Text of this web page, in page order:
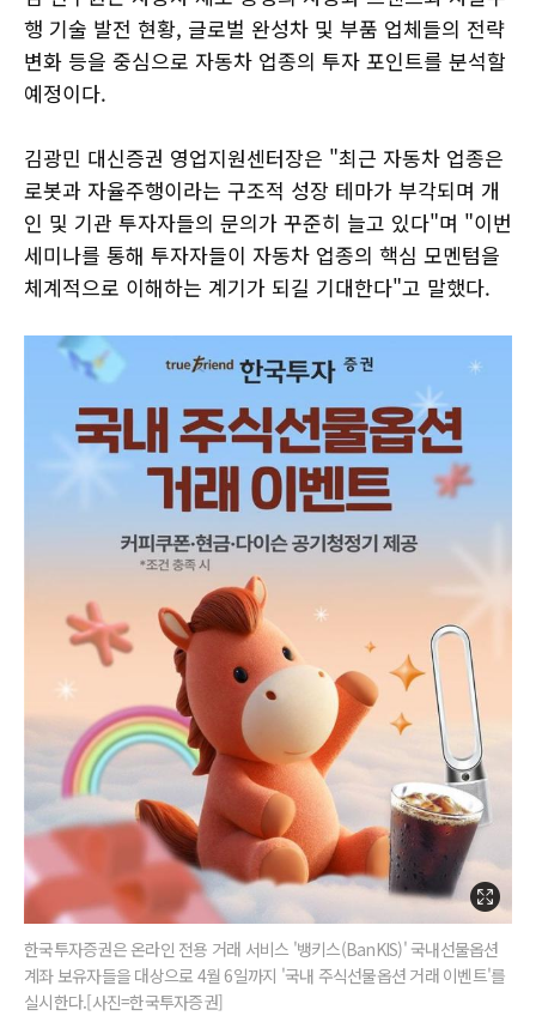
행 기술 발전 현황, 글로벌 완성차 및 부품 업체들의 전략
변화 등을 중심으로 자동차 업종의 투자 포인트를 분석할
예정이다.
김광민 대신증권 영업지원센터장은 "최근 자동차 업종은
로봇과 자율주행이라는 구조적 성장 테마가 부각되며 개
인 및 기관 투자자들의 문의가 꾸준히 늘고 있다"며 "이번
세미나를 통해 투자자들이 자동차 업종의 핵심 모멘텀을
체계적으로 이해하는 계기가 되길 기대한다"고 말했다.
한국투자증권은 온라인 전용 거래 서비스 '뱅키스(BanKIS)' 국내선물옵션
계좌 보유자들을 대상으로 4월 6일까지 '국내 주식선물옵션 거래 이벤트'를
실시한다.[사진=한국투자증권]